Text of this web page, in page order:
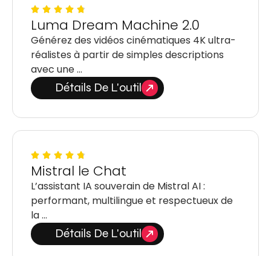
Luma Dream Machine 2.0
Générez des vidéos cinématiques 4K ultra-
réalistes à partir de simples descriptions
avec une …
Détails De L'outil
Mistral le Chat
L’assistant IA souverain de Mistral AI :
performant, multilingue et respectueux de
la …
Détails De L'outil